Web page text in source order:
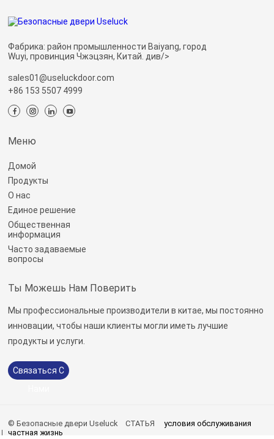
Фабрика: район промышленности Baiyang, город
Wuyi, провинция Чжэцзян, Китай. див/>
sales01@useluckdoor.com
+86 153 5507 4999
Меню
Домой
Продукты
О нас
Единое решение
Общественная
информация
Часто задаваемые
вопросы
Ты Можешь Нам Поверить
Мы профессиональные производители в китае, мы постоянно
инновации, чтобы наши клиенты могли иметь лучшие
продукты и услуги.
Связаться С
© Безопасные двери UseluckСТАТЬЯ
условия обслуживания
частная жизнь